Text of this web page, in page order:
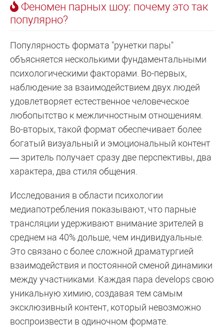
Феномен парных шоу: почему это так
популярно?
Популярность формата "рунетки пары"
объясняется несколькими фундаментальными
психологическими факторами. Во-первых,
наблюдение за взаимодействием двух людей
удовлетворяет естественное человеческое
любопытство к межличностным отношениям.
Во-вторых, такой формат обеспечивает более
богатый визуальный и эмоциональный контент
— зритель получает сразу две перспективы, два
характера, два стиля общения.
Исследования в области психологии
медиапотребления показывают, что парные
трансляции удерживают внимание зрителей в
среднем на 40% дольше, чем индивидуальные.
Это связано с более сложной драматургией
взаимодействия и постоянной сменой динамики
между участниками. Каждая пара develops свою
уникальную химию, создавая тем самым
эксклюзивный контент, который невозможно
воспроизвести в одиночном формате.